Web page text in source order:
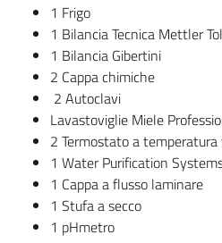
1 Frigo
1 Bilancia Tecnica Mettler
1 Bilancia Gibertini
2 Cappa chimiche
2 Autoclavi
Lavastoviglie Miele
2 Termostato a
1 Water Purification
1 Cappa a flusso laminare
1 Stufa a secco
1 pHmetro